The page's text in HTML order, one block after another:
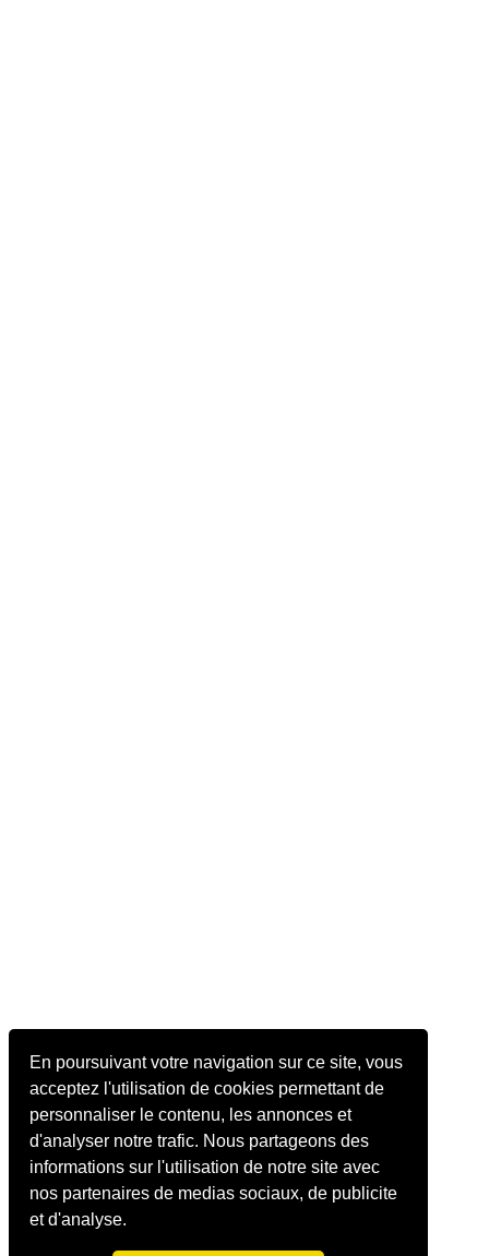
En poursuivant votre navigation sur ce site, vous
acceptez l'utilisation de cookies permettant de
personnaliser le contenu, les annonces et
d'analyser notre trafic. Nous partageons des
informations sur l'utilisation de notre site avec
nos partenaires de medias sociaux, de publicite
et d'analyse.